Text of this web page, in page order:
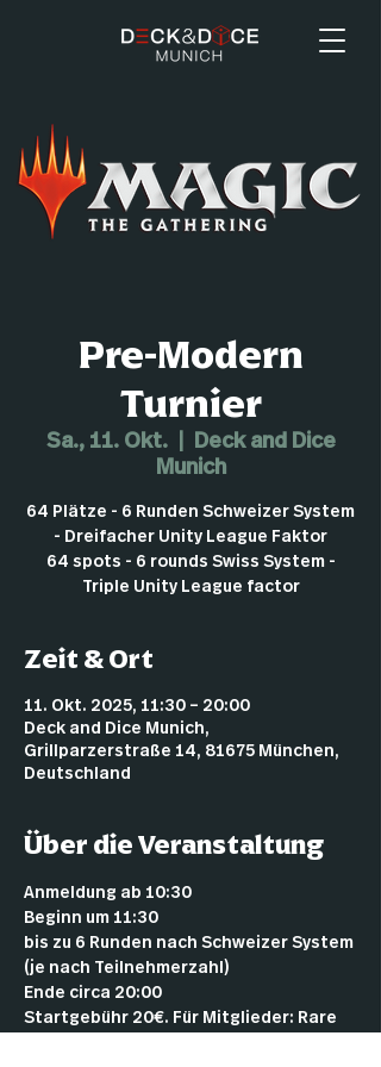
Pre-Modern
Turnier
Sa., 11. Okt.
  |
Deck and Dice
Munich
64 Plätze - 6 Runden Schweizer System
- Dreifacher Unity League Faktor
64 spots - 6 rounds Swiss System -
Triple Unity League factor
Zeit & Ort
11. Okt. 2025, 11:30 – 20:00
Deck and Dice Munich,
Grillparzerstraße 14, 81675 München,
Deutschland
Über die Veranstaltung
Anmeldung ab 10:30
Beginn um 11:30
bis zu 6 Runden nach Schweizer System
(je nach Teilnehmerzahl)
Ende circa 20:00
Startgebühr 20€. Für Mitglieder: Rare